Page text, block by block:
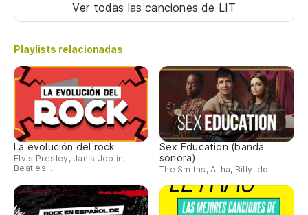
Ver todas las cancionesde LIT
Playlists relacionadas
La evolución del rock
Elvis Presley, Janis Joplin,
Beatles...
Sex Education (banda
sonora)
The Smiths, A-ha, Billy Idol...